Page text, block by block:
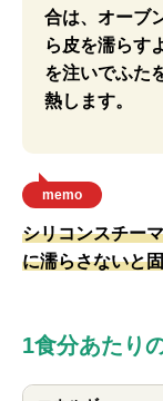
合は、オーブ
ら皮を濡らす
を注いでふた
熱します。
memo
シリコンスチー
に濡らさないと
1食分あたり